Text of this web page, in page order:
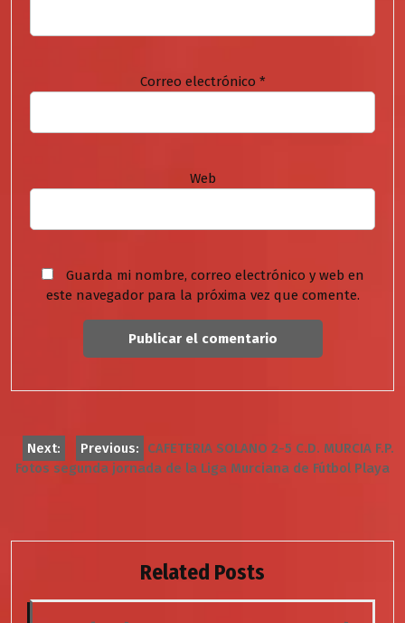
Correo electrónico *
Web
Guarda mi nombre, correo electrónico y web en
este navegador para la próxima vez que comente.
Navegación
de
Previous: CAFETERIA SOLANO 2-5 C.D. MURCIA F.P.
Next:
Fotos segunda jornada de la Liga Murciana de Fútbol Playa
Related Posts